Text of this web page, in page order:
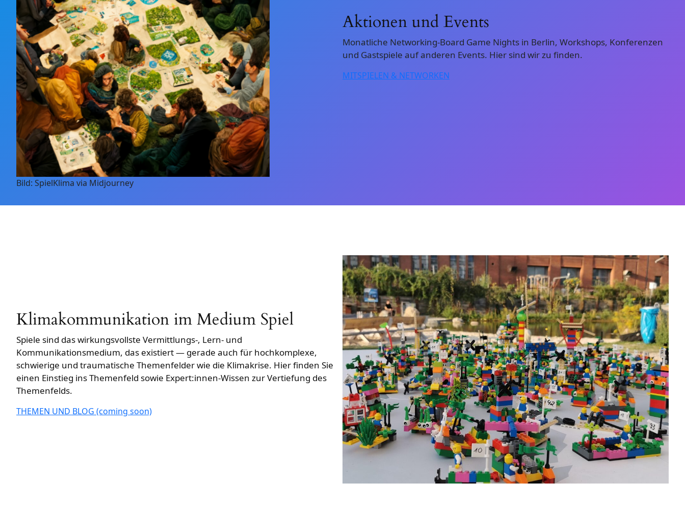
Bild: SpielKlima via Midjourney
Aktionen und Events
Monatliche Networking-Board Game Nights in Berlin, Workshops, Konferenzen
und Gastspiele auf anderen Events. Hier sind wir zu finden.
MITSPIELEN & NETWORKEN
Klimakommunikation im Medium Spiel
Spiele sind das wirkungsvollste Vermittlungs-, Lern- und
Kommunikationsmedium, das existiert — gerade auch für hochkomplexe,
schwierige und traumatische Themenfelder wie die Klimakrise. Hier finden Sie
einen Einstieg ins Themenfeld sowie Expert:innen-Wissen zur Vertiefung des
Themenfelds.
THEMEN UND BLOG (coming soon)